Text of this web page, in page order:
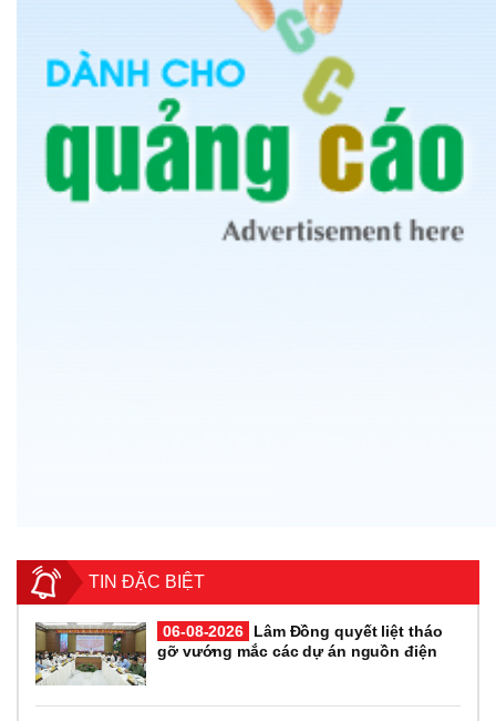
TIN ĐẶC BIỆT
06-08-2026
Lâm Đồng quyết liệt tháo
gỡ vướng mắc các dự án nguồn điện